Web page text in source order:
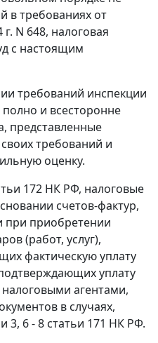
в требованиях от
г. N 648, налоговая
с настоящим
требований инспекции
и всесторонне
представленные
требований и
оценку.
172 НК РФ, налоговые
счетов-фактур,
при приобретении
(работ, услуг),
фактическую уплату
уплату
агентами,
в случаях,
3, 6 - 8 статьи 171 НК РФ.